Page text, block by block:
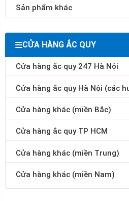
Sản phẩm khác
CỬA HÀNG ẮC QUY
Cửa hàng ắc quy 247 Hà Nội
Cửa hàng ắc quy Hà Nội (các
Cửa hàng khác (miền Bắc)
Cửa hàng ắc quy TP HCM
Cửa hàng khác (miền Trung)
Cửa hàng khác (miền Nam)